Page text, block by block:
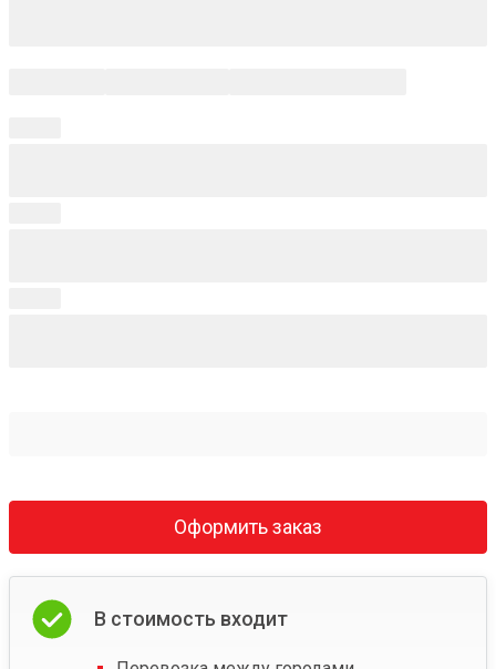
Оформить заказ
В стоимость входит